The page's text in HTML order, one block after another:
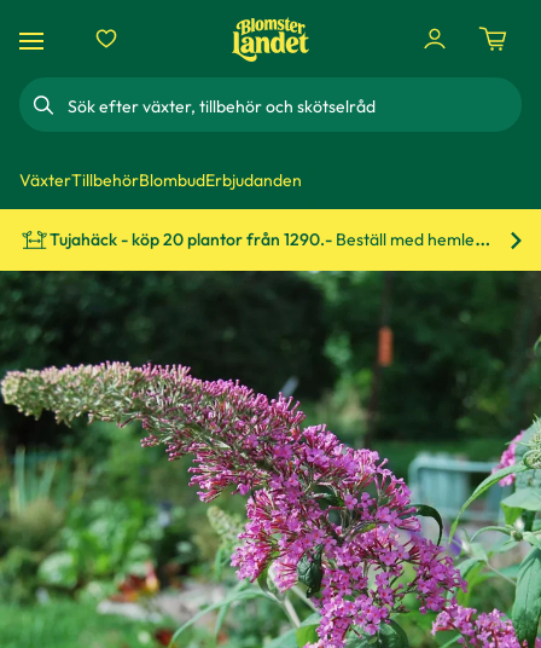
Sök
VäxterTillbehörBlombudErbjudanden
Tujahäck - köp 20 plantor från 1290.- Beställ med hemleverans!